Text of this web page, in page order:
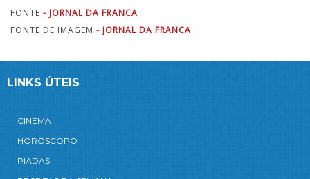
FONTE - JORNAL DA FRANCA
FONTE DE IMAGEM - JORNAL DA FRANCA
LINKS ÚTEIS
CINEMA
HORÓSCOPO
PIADAS